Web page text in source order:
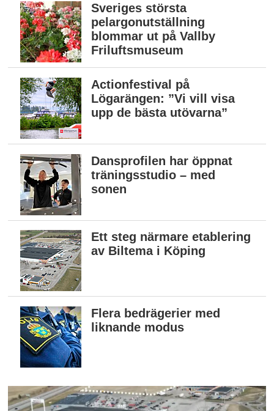
Sveriges största
pelargonutställning
blommar ut på Vallby
Friluftsmuseum
Actionfestival på
Lögarängen: ”Vi vill visa
upp de bästa utövarna”
Dansprofilen har öppnat
träningsstudio – med
sonen
Ett steg närmare etablering
av Biltema i Köping
Flera bedrägerier med
liknande modus